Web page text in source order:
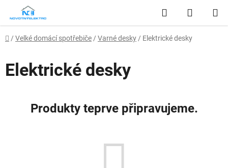
obsah
Hledat
KOŠÍK
Domů
/ Velké domácí spotřebiče / Varné desky / Elektrické desky
Elektrické desky
Produkty teprve připravujeme.